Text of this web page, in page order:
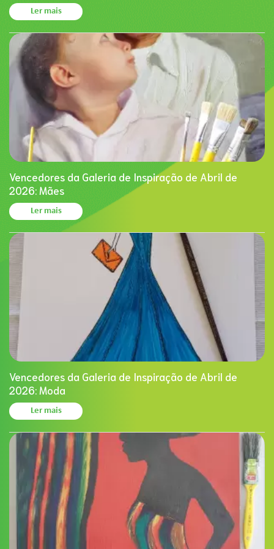
Ler mais
Vencedores da Galeria de Inspiração de Abril de
2026: Mães
Ler mais
Vencedores da Galeria de Inspiração de Abril de
2026: Moda
Ler mais